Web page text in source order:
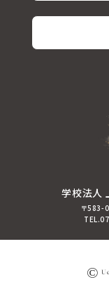
学校法
〒583-
©